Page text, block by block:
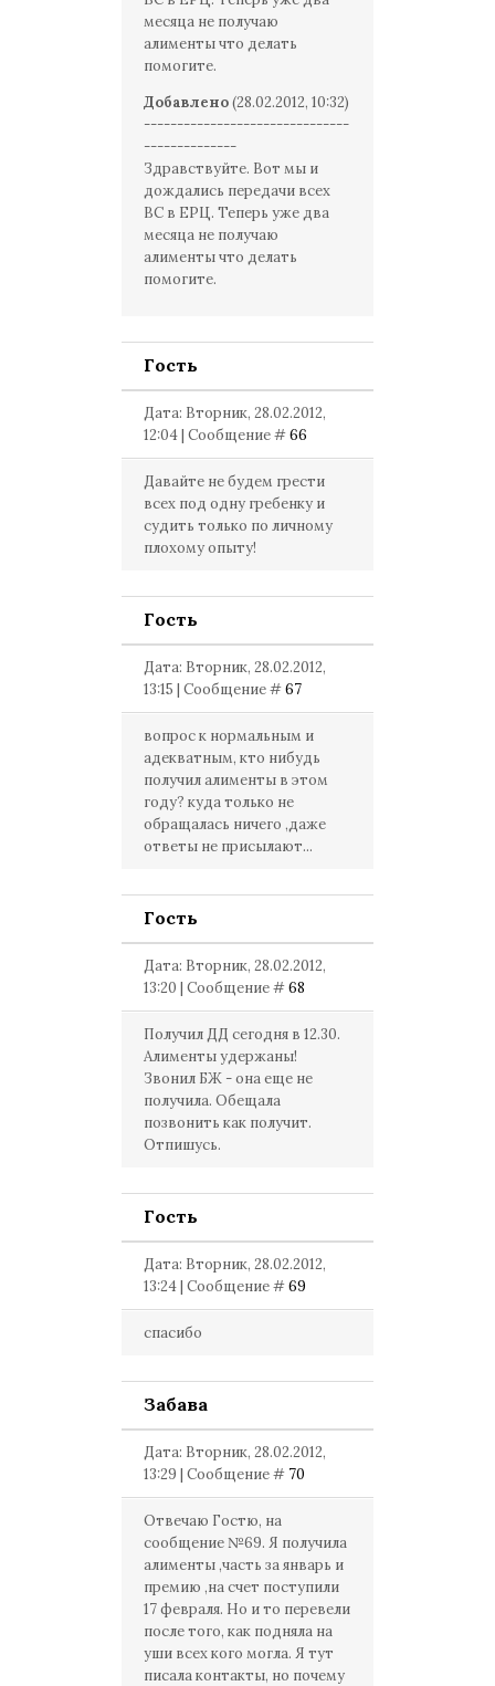
месяца не получаю
алименты что делать
помогите.
Добавлено(28.02.2012, 10:32)
-------------------------------
--------------
Здравствуйте. Вот мы и
дождались передачи всех
ВС в ЕРЦ. Теперь уже два
месяца не получаю
алименты что делать
помогите.
Гость
Дата: Вторник, 28.02.2012,
12:04 | Сообщение #66
Давайте не будем грести
всех под одну гребенку и
судить только по личному
плохому опыту!
Гость
Дата: Вторник, 28.02.2012,
13:15 | Сообщение #67
вопрос к нормальным и
адекватным, кто нибудь
получил алименты в этом
году? куда только не
обращалась ничего ,даже
ответы не присылают...
Гость
Дата: Вторник, 28.02.2012,
13:20 | Сообщение #68
Получил ДД сегодня в 12.30.
Алименты удержаны!
Звонил БЖ - она еще не
получила. Обещала
позвонить как получит.
Отпишусь.
Гость
Дата: Вторник, 28.02.2012,
13:24 | Сообщение #69
спасибо
Забава
Дата: Вторник, 28.02.2012,
13:29 | Сообщение # 70
Отвечаю Гостю, на
сообщение №69. Я получила
алименты ,часть за январь и
премию ,на счет поступили
17 февраля. Но и то перевели
после того, как подняла на
уши всех кого могла. Я тут
писала контакты, но почему